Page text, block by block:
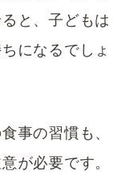
と、子どもは
になるでしょ
事の習慣も、
が必要です。